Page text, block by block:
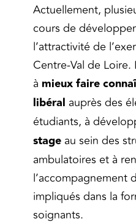
Actuellement,
cours de
l’attractivité de
Centre-Val de
à mieux faire
libéral auprès des
étudiants, à
stage au sein des
ambulatoires et à
l’accompagnement
impliqués dans la
soignants.